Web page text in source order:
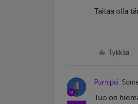
Taitaa olla
Tykkää
Purnipsi
Tuo on